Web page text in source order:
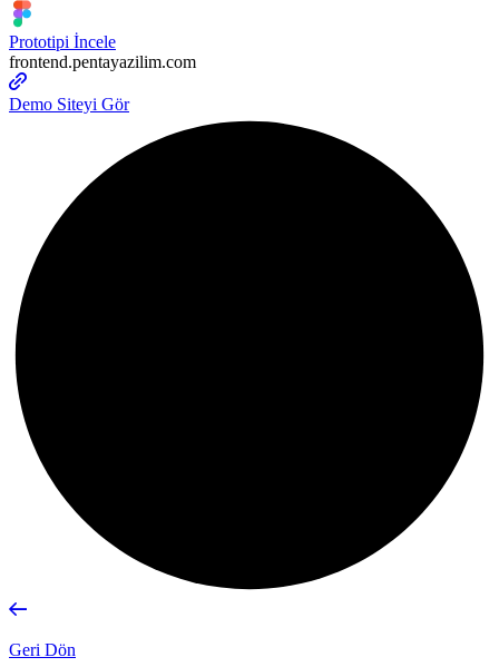
Prototipi İncele
frontend.pentayazilim.com
Demo Siteyi Gör
Geri Dön